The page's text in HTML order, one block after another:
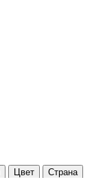
Цвет Страна